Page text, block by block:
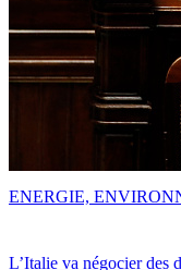
L’Italie va négocier des
ENERGIE,